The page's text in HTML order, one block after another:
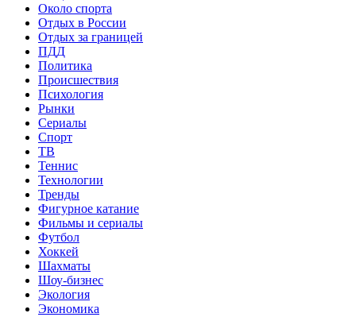
Около спорта
Отдых в России
Отдых за границей
ПДД
Политика
Происшествия
Психология
Рынки
Сериалы
Спорт
ТВ
Теннис
Технологии
Тренды
Фигурное катание
Фильмы и сериалы
Футбол
Хоккей
Шахматы
Шоу-бизнес
Экология
Экономика